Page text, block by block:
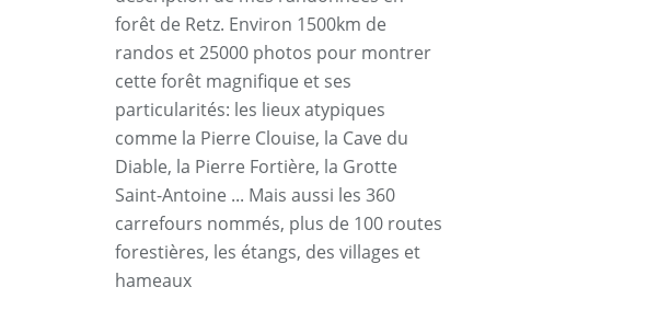
forêt de Retz. Environ 1500km de
randos et 25000 photos pour montrer
cette forêt magnifique et ses
particularités: les lieux atypiques
comme la Pierre Clouise, la Cave du
Diable, la Pierre Fortière, la Grotte
Saint-Antoine ... Mais aussi les 360
carrefours nommés, plus de 100 routes
forestières, les étangs, des villages et
hameaux